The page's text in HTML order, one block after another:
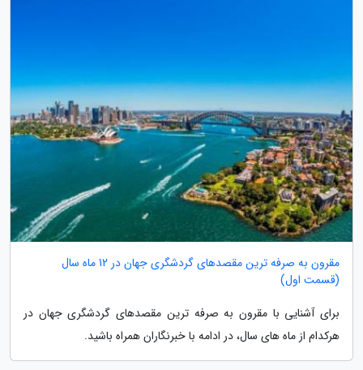
مقرون به صرفه ترین مقصدهای گردشگری جهان در 12 ماه سال
(قسمت اول)
برای آشنایی با مقرون به صرفه ترین مقصدهای گردشگری جهان در
هرکدام از ماه های سال، در ادامه با خبرنگاران همراه باشید.